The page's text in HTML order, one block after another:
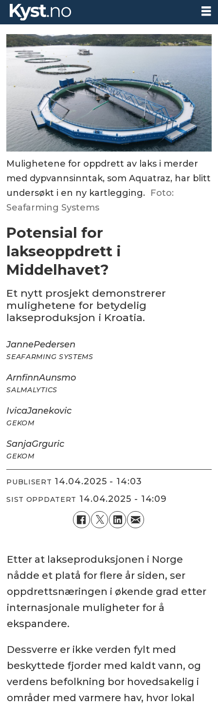
Mulighetene for oppdrett av laks i merder
med dypvannsinntak, som Aquatraz, har blitt
undersøkt i en ny kartlegging. Foto:
Seafarming Systems
Potensial for
lakseoppdrett i
Middelhavet?
Et nytt prosjekt demonstrerer
mulighetene for betydelig
lakseproduksjon i Kroatia.
JannePedersen
SEAFARMING SYSTEMS
ArnfinnAunsmo
SALMALYTICS
IvicaJanekovic
GEKOM
SanjaGrguric
GEKOM
PUBLISERT 14.04.2025 - 14:03
SIST OPPDATERT 14.04.2025 - 14:09
Etter at lakseproduksjonen i Norge
nådde et platå for flere år siden, ser
oppdrettsnæringen i økende grad etter
internasjonale muligheter for å
ekspandere.
Dessverre er ikke verden fylt med
beskyttede fjorder med kaldt vann, og
verdens befolkning bor hovedsakelig i
områder med varmere hav, hvor lokal